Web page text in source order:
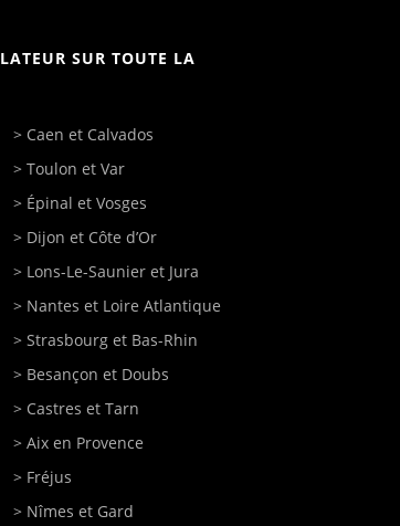
SUR TOUTE LA
> Caen et Calvados
> Toulon et Var
> Épinal et Vosges
> Dijon et Côte d’Or
> Lons-Le-Saunier et Jura
> Nantes et Loire Atlantique
> Strasbourg et Bas-Rhin
> Besançon et Doubs
> Castres et Tarn
> Aix en Provence
> Fréjus
> Nîmes et Gard